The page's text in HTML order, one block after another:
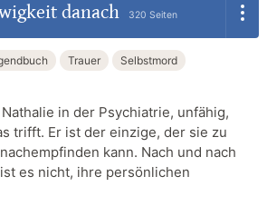
danach 320 Seiten
Trauer
Selbstmord
in der Psychiatrie, unfähig,
trifft. Er ist der einzige, der sie zu
kann. Nach und nach
es nicht, ihre persönlichen